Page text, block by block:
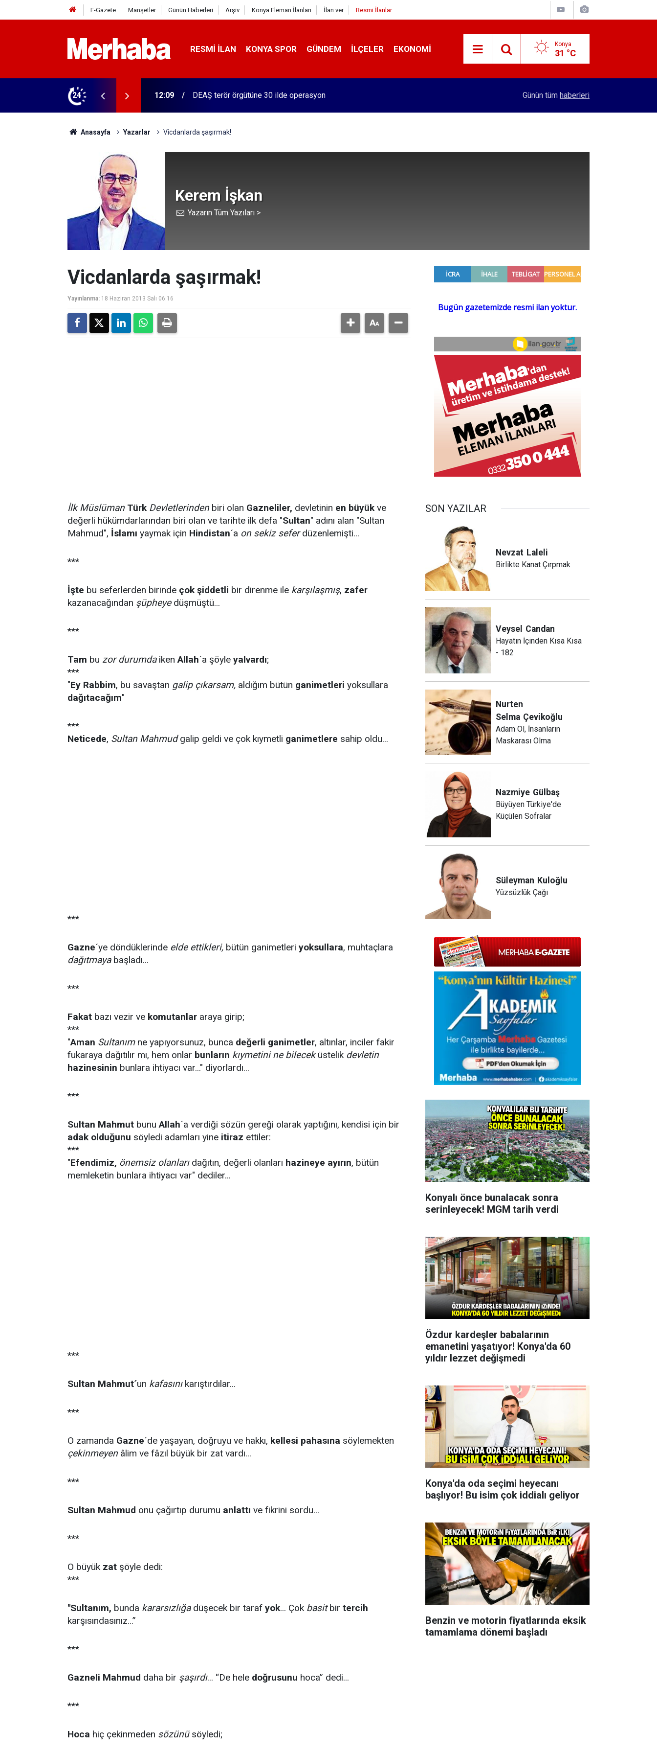
E-Gazete Manşetler Günün Haberleri Arşiv Konya Eleman İlanları İlan ver Resmi İlanlar
RESMI İLAN KONYA SPOR GÜNDEM İLÇELER EKONOMI Konya
31 °C
24
MGM tarih verdi 12:09 DEAŞ terör örgütüne 30 ilde operasyon Konya'daki okuldan sıralama başarısı
Günün tüm haberleri
Anasayfa Yazarlar Vicdanlarda şaşırmak!
Kerem İşkan
Yazarın Tüm Yazıları >
Vicdanlarda şaşırmak!
Yayınlanma: 18 Haziran 2013 Salı 06:16
İlk Müslüman Türk Devletlerindenbiri olan Gazneliler, devletinin en büyükve
değerli hükümdarlarından biri olan ve tarihte ilk defa "Sultan" adını alan "Sultan
Mahmud", İslamı yaymak için Hindistan´a on sekiz seferdüzenlemişti...
***
İşte bu seferlerden birinde çok şiddetli bir direnme ile karşılaşmış, zafer
kazanacağından şüpheyedüşmüştü...
***
Tam bu zor durumdaikenAllah´a şöyle yalvardı;
***
"Ey Rabbim, bu savaştan galip çıkarsam, aldığım bütün ganimetleri yoksullara
dağıtacağım"
***
Neticede, Sultan Mahmudgalip geldi ve çok kıymetli ganimetlere sahip oldu...
***
Gazne´ye döndüklerinde elde ettikleri, bütün ganimetleri yoksullara, muhtaçlara
dağıtmayabaşladı...
***
Fakat bazı vezir ve komutanlar araya girip;
***
"Aman Sultanımne yapıyorsunuz, bunca değerli ganimetler, altınlar, inciler fakir
fukaraya dağıtılır mı, hem onlar bunların kıymetini ne bileceküstelik devletin
hazinesinin bunlara ihtiyacı var..." diyorlardı...
***
Sultan Mahmut bunuAllah´a verdiği sözün gereği olarak yaptığını, kendisi için bir
adak olduğunu söyledi adamları yine itiraz ettiler:
***
"Efendimiz, önemsiz olanlarıdağıtın, değerli olanları hazineye ayırın, bütün
memleketin bunlara ihtiyacı var" dediler...
***
Sultan Mahmut´un kafasınıkarıştırdılar...
***
O zamanda Gazne´de yaşayan, doğruyu ve hakkı, kellesi pahasına söylemekten
çekinmeyenâlim ve fâzıl büyük bir zat vardı...
***
Sultan Mahmud onu çağırtıp durumu anlattı ve fikrini sordu...
***
O büyük zat şöyle dedi:
***
"Sultanım, bunda kararsızlığadüşecek bir taraf yok... Çok basitbir tercih
karşısındasınız...”
***
Gazneli Mahmud daha bir şaşırdı... “De hele doğrusunu hoca” dedi...
***
Hoca hiç çekinmeden sözünüsöyledi;
SON YAZILAR
Nevzat Laleli
Birlikte Kanat Çırpmak
Veysel Candan
Hayatın İçinden Kısa Kısa
- 182
Nurten
Selma Çevikoğlu
Adam Ol, İnsanların
Maskarası Olma
Nazmiye Gülbaş
Büyüyen Türkiye'de
Küçülen Sofralar
Süleyman Kuloğlu
Yüzsüzlük Çağı
Konyalı önce bunalacak sonra
serinleyecek! MGM tarih verdi
Özdur kardeşler babalarının
emanetini yaşatıyor! Konya'da 60
yıldır lezzet değişmedi
Konya'da oda seçimi heyecanı
başlıyor! Bu isim çok iddialı geliyor
Benzin ve motorin fiyatlarında eksik
tamamlama dönemi başladı